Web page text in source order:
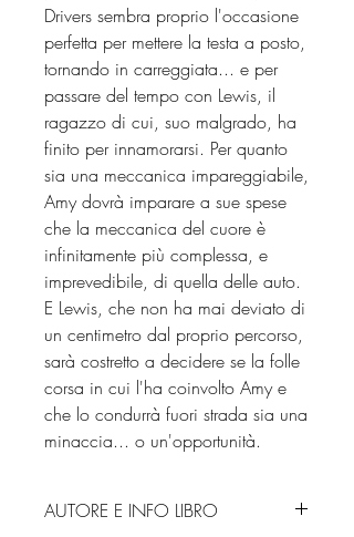
Drivers sembra proprio l'occasione
perfetta per mettere la testa a posto,
tornando in carreggiata... e per
passare del tempo con Lewis, il
ragazzo di cui, suo malgrado, ha
finito per innamorarsi. Per quanto
sia una meccanica impareggiabile,
Amy dovrà imparare a sue spese
che la meccanica del cuore è
infinitamente più complessa, e
imprevedibile, di quella delle auto.
E Lewis, che non ha mai deviato di
un centimetro dal proprio percorso,
sarà costretto a decidere se la folle
corsa in cui l'ha coinvolto Amy e
che lo condurrà fuori strada sia una
minaccia... o un'opportunità.
AUTORE E INFO LIBRO